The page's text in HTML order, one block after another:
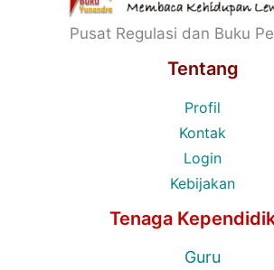
Pusat Regulasi dan Buku
Tentang
Profil
Kontak
Login
Kebijakan
Tenaga
Guru